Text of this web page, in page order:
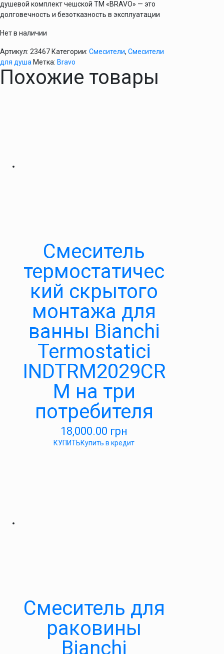
душевой комплект чешской ТМ «BRAVO» — это
долговечность и безотказность в эксплуатации
Нет в наличии
Артикул: 23467 Категории: Смесители, Смесители
для душа Метка: Bravo
Похожие товары
Смеситель
термостатичес
кий скрытого
монтажа для
ванны Bianchi
Termostatici
INDTRM2029CR
M на три
потребителя
18,000.00 грн
КУПИТЬКупить в кредит
Смеситель для
раковины
Bianchi